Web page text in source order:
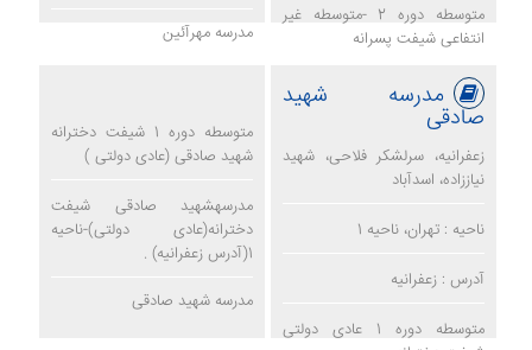
متوسطه دوره 2 -متوسطه غیر
انتفاعی شیفت پسرانه
مدرسه مهرآئین
مدرسه شهید
صادقی
زعفرانیه، سرلشکر فلاحی، شهید
نیاززاده، اسدآباد
ناحیه : تهران، ناحیه 1
آدرس : زعفرانیه
متوسطه دوره 1 عادی دولتی
متوسطه دوره 1 شیفت دخترانه
شهید صادقی (عادی دولتی )
مدرسهشهید صادقی شیفت
دخترانه(عادی دولتی)-ناحیه
1(آدرس زعفرانیه) .
مدرسه شهید صادقی